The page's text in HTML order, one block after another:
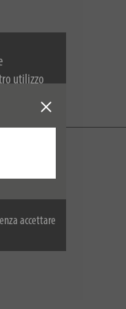
utilizzo
accettare